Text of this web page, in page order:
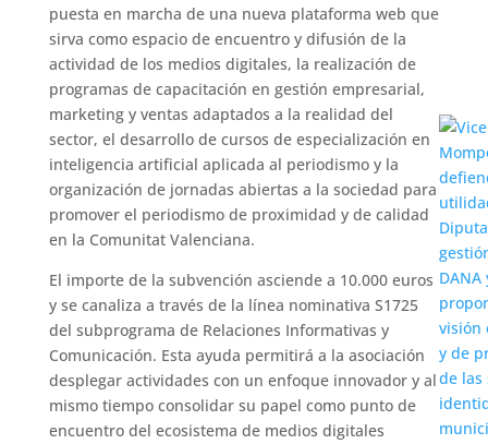
puesta en marcha de una nueva plataforma web que
sirva como espacio de encuentro y difusión de la
actividad de los medios digitales, la realización de
programas de capacitación en gestión empresarial,
marketing y ventas adaptados a la realidad del
sector, el desarrollo de cursos de especialización en
inteligencia artificial aplicada al periodismo y la
organización de jornadas abiertas a la sociedad para
promover el periodismo de proximidad y de calidad
en la Comunitat Valenciana.
El importe de la subvención asciende a 10.000 euros
y se canaliza a través de la línea nominativa S1725
del subprograma de Relaciones Informativas y
Comunicación. Esta ayuda permitirá a la asociación
desplegar actividades con un enfoque innovador y al
mismo tiempo consolidar su papel como punto de
encuentro del ecosistema de medios digitales